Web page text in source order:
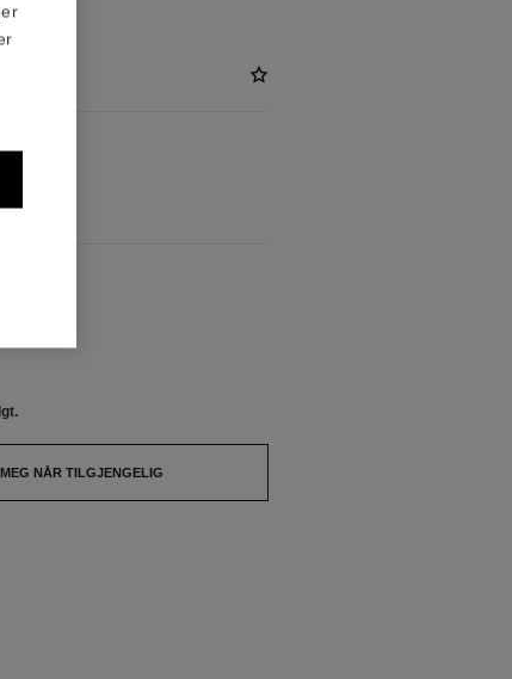
NÅR TILGJENGELIG